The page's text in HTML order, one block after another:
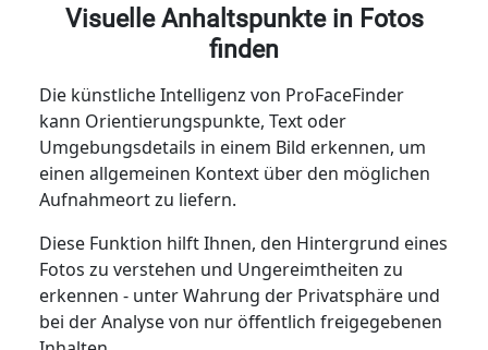
Visuelle Anhaltspunkte in Fotos
finden
Die künstliche Intelligenz von ProFaceFinder
kann Orientierungspunkte, Text oder
Umgebungsdetails in einem Bild erkennen, um
einen allgemeinen Kontext über den möglichen
Aufnahmeort zu liefern.
Diese Funktion hilft Ihnen, den Hintergrund eines
Fotos zu verstehen und Ungereimtheiten zu
erkennen - unter Wahrung der Privatsphäre und
bei der Analyse von nur öffentlich freigegebenen